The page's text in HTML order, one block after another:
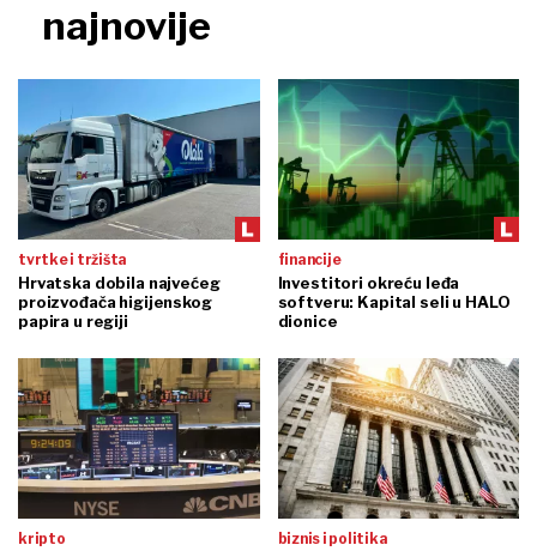
najnovije
tvrtke i tržišta
Hrvatska dobila najvećeg
proizvođača higijenskog
papira u regiji
financije
Investitori okreću leđa
softveru: Kapital seli u HALO
dionice
kripto biznis i politika